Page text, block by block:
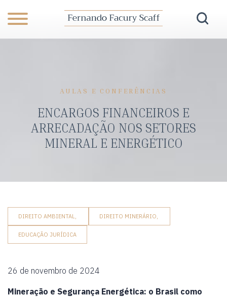
AULAS E CONFERÊNCIAS
ENCARGOS FINANCEIROS E
ARRECADAÇÃO NOS SETORES
MINERAL E ENERGÉTICO
DIREITO AMBIENTAL, DIREITO MINERÁRIO,
EDUCAÇÃO JURÍDICA
26 de novembro de 2024
Mineração e Segurança Energética: o Brasil como